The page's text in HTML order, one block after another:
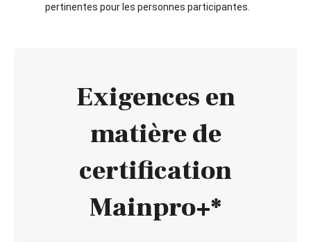
pertinentes pour les personnes participantes.
Exigences en
matière de
certification
Mainpro+*